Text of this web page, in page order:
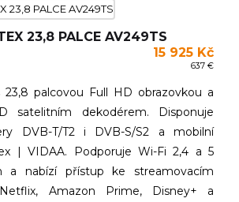
23,8 PALCE AV249TS
15 925 Kč
637 €
palcovou Full HD obrazovkou a
satelitním dekodérem. Disponuje
DVB-T/T2 i DVB-S/S2 a mobilní
| VIDAA. Podporuje Wi-Fi 2,4 a 5
a nabízí přístup ke streamovacím
Amazon Prime, Disney+ a